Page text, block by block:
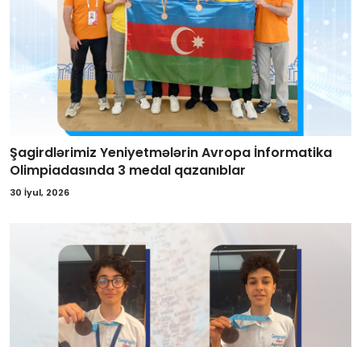
Şagirdlərimiz Yeniyetmələrin Avropa İnformatika
Olimpiadasında 3 medal qazanıblar
30 İyul, 2026